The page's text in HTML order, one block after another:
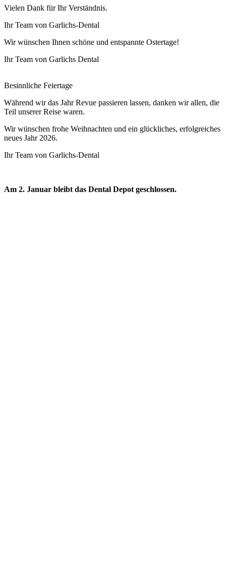
Vielen Dank für Ihr Verständnis.
Ihr Team von Garlichs-Dental
Wir wünschen Ihnen schöne und entspannte Ostertage!
Ihr Team von Garlichs Dental
Besinnliche Feiertage
Während wir das Jahr Revue passieren lassen, danken wir allen, die
Teil unserer Reise waren.
Wir wünschen frohe Weihnachten und ein glückliches, erfolgreiches
neues Jahr 2026.
Ihr Team von Garlichs-Dental
Am 2. Januar bleibt das Dental Depot geschlossen.